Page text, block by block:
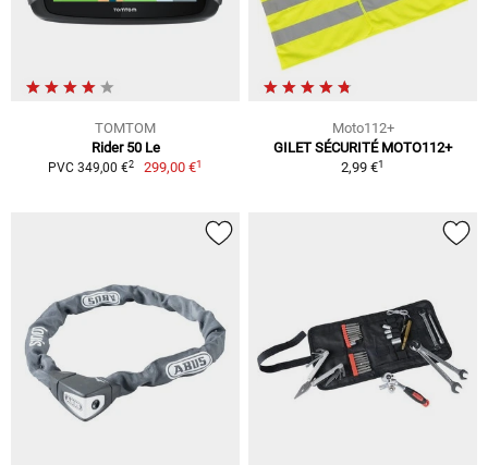
TOMTOM
Rider 50 Le
PVC 349,00 €2 299,00 €1
Moto112+
GILET SÉCURITÉ MOTO112+
2,99 €1